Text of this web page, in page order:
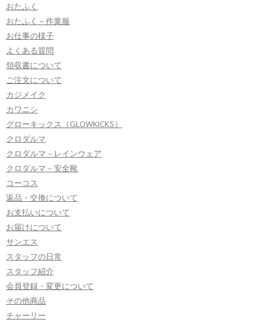
おたふく
おたふく－作業服
お仕事の様子
よくある質問
領収書について
ご注文について
カジメイク
カワニシ
グローキックス（GLOWKICKS）
クロダルマ
クロダルマ－レインウェア
クロダルマ－安全靴
コーコス
返品・交換について
お支払いについて
お届けについて
サンエス
スタッフの日常
スタッフ紹介
会員登録・変更について
その他商品
チャーリー